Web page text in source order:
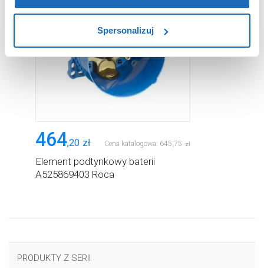
zablokowane niektóre pliki cookie mogą mieć wpływ na
Aby uzyskać więcej informacji na temat plików plików
cookie, kliknij „Ustawienia plików cookie”.
uzyskać więcej informacji na temat plików cookie i tego,
Spersonalizuj
464,20 zł Cena katalogowa: 645,75 zł
Element podtynkowy baterii
A525869403 Roca
PRODUKTY Z SERII